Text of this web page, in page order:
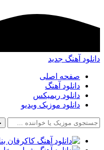
دانلود آهنگ جدید
صفحه اصلی
دانلود آهنگ
دانلود ریمیکس
دانلود موزیک ویدیو